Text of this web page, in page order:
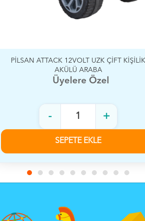
BABYHOPE Q-SUV 12VOLT AKÜLÜ SİYAH
Üyelere Özel
- +
SEPETE EKLE